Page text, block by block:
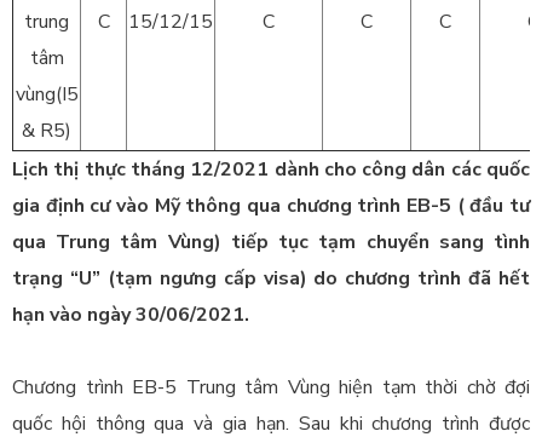
trung
tâm
vùng(I5
& R5)
C 15/12/15 C C C C
Lịch thị thực tháng 12/2021 dành cho công dân các quốc
gia định cư vào Mỹ thông qua chương trình EB-5 ( đầu tư
qua Trung tâm Vùng) tiếp tục tạm chuyển sang tình
trạng “U” (tạm ngưng cấp visa) do chương trình đã hết
hạn vào ngày 30/06/2021.
Chương trình EB-5 Trung tâm Vùng hiện tạm thời chờ đợi
quốc hội thông qua và gia hạn. Sau khi chương trình được